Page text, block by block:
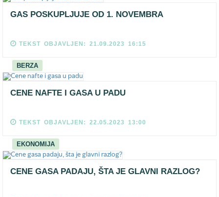
GAS POSKUPLJUJE OD 1. NOVEMBRA
TEKST OBJAVLJEN: 21.09.2023 16:15
BERZA
CENE NAFTE I GASA U PADU
TEKST OBJAVLJEN: 22.05.2023 13:00
EKONOMIJA
CENE GASA PADAJU, ŠTA JE GLAVNI RAZLOG?